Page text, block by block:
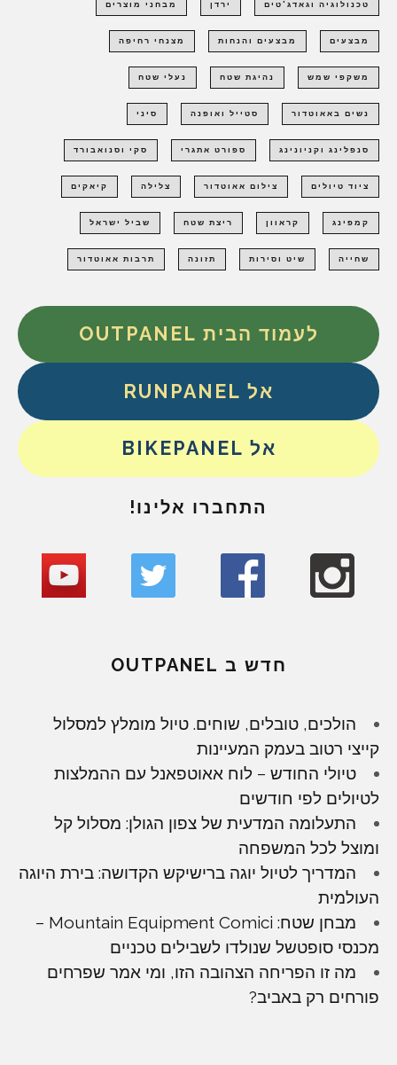
טכנולוגיה וגאדג'טים ירדן מבחני מוצרים
מבצעים מבצעים והנחות מצנחי רחיפה
משקפי שמש נהיגת שטח נעלי שטח
נשים באאוטדור סטייל ואופנה סיני
סנפלינג וקניונינג ספורט אתגרי סקי וסנואבורד
ציוד טיולים צילום אאוטדור צלילה קיאקים
קמפינג קראוון ריצת שטח שביל ישראל
שחייה שיט וסירות תזונה תרבות אאוטדור
לעמוד הבית OUTPANEL
אל RUNPANEL
אל BIKEPANEL
התחברו אלינו!
חדש ב OUTPANEL
הולכים, טובלים, שוחים. טיול מומלץ למסלול
קייצי רטוב בעמק המעיינות
טיולי החודש – לוח אאוטפאנל עם ההמלצות
לטיולים לפי חודשים
התעלומה המדעית של צפון הגולן: מסלול קל
ומוצל לכל המשפחה
המדריך לטיול יוגה ברישיקש הקדושה: בירת היוגה
העולמית
מבחן שטח: Mountain Equipment Comici –
מכנסי סופטשל שנולדו לשבילים טכניים
מה זו הפריחה הצהובה הזו, ומי אמר שפרחים
פורחים רק באביב?